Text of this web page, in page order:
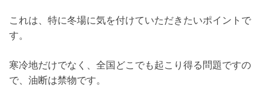
これは、特に冬場に気を付けていただきたいポイントで
す。
寒冷地だけでなく、全国どこでも起こり得る問題ですの
で、油断は禁物です。